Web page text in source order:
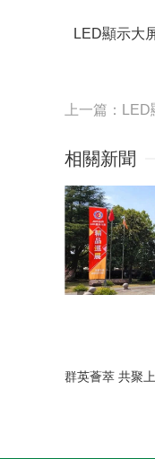
LED顯示大
上一篇：
相關新聞